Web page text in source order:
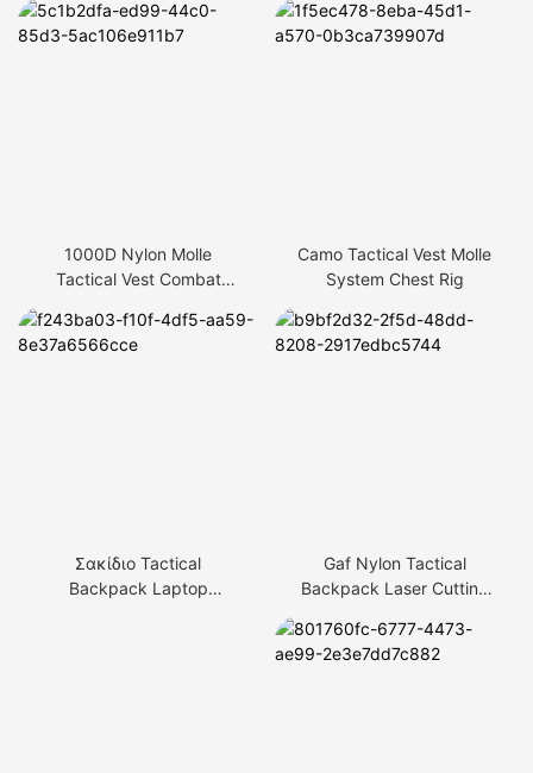
1000D Nylon Molle
Tactical Vest Combat
Camo Tactical Vest Molle
System Chest Rig
Σακίδιο Tactical
Backpack Laptop
Gaf Nylon Tactical
Backpack Laser Cutting